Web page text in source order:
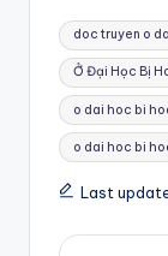
Tags:
doc truyen o
Ở Đại Học Bị
o dai hoc bi
o dai hoc bi
Last